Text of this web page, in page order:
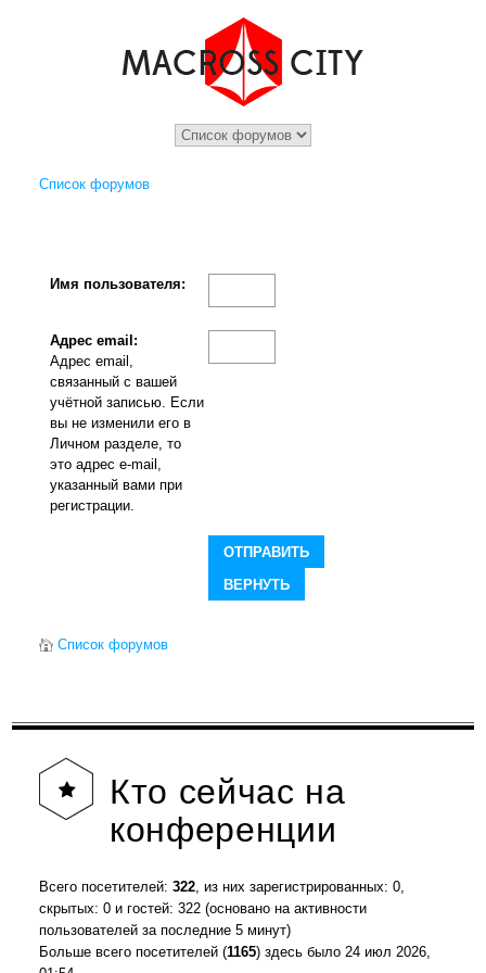
Список форумов
Имя пользователя:
Адрес email:
Адрес email,
связанный с вашей
учётной записью. Если
вы не изменили его в
Личном разделе, то
это адрес e-mail,
указанный вами при
регистрации.
Список форумов
Кто сейчас на
конференции
Всего посетителей:322, из них зарегистрированных: 0,
скрытых: 0 и гостей: 322 (основано на активности
пользователей за последние 5 минут)
Больше всего посетителей (1165) здесь было 24 июл 2026,